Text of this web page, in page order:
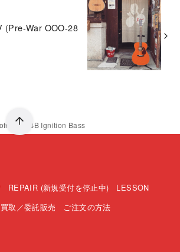
(Pre-War OOO-28
HI-BB Ignition Bass
REPAIR (新規受付を停止中)
LESSON
取／委託販売
ご注文の方法